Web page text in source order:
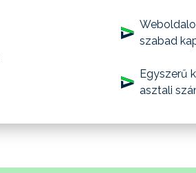
szabad
Egyszerű
asztali